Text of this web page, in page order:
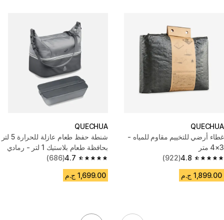
QUECHUA
غطاء أرضي للتخييم مقاوم للمياه -
3×4 متر
4.8
4.8 out of 5 stars from 922 reviews
(922)
1,899.00 ج.م
QUECHUA
شنطة حفظ طعام عازلة للحرارة 5 لتر
بحافظة طعام بلاستيك 1 لتر - رمادي
4.7
4.7 out of 5 stars from 686 reviews
(686)
1,699.00 ج.م